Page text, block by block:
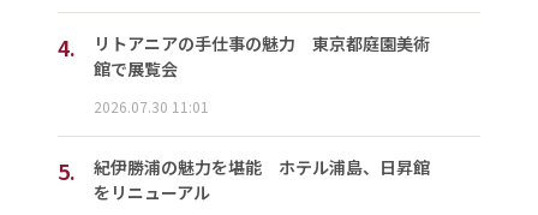
4.
リトアニアの手仕事の魅力 東京都庭園美術
館で展覧会
2026.07.30 11:01
5.
紀伊勝浦の魅力を堪能 ホテル浦島、日昇館
をリニューアル